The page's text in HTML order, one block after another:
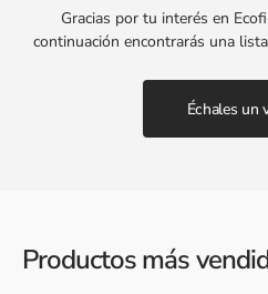
Gracias por tu interés en
continuación encontrarás una
Échales un
Productos más